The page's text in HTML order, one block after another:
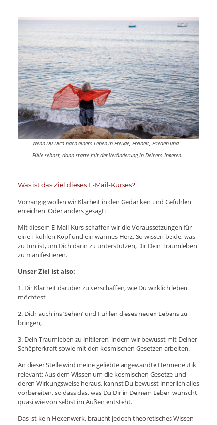
Wenn Du Dich nach einem Leben in Freude, Freiheit, Frieden und
Fülle sehnst, dann starte mit der Veränderung in Deinem Inneren.
Was ist das Ziel dieses E-Mail-Kurses?
Vorrangig wollen wir Klarheit in den Gedanken und Gefühlen
erreichen. Oder anders gesagt:
Mit diesem E-Mail-Kurs schaffen wir die Voraussetzungen für
einen kühlen Kopf und ein warmes Herz. So wissen beide, was
zu tun ist, um Dich darin zu unterstützen, Dir Dein Traumleben
zu manifestieren.
Unser Ziel ist also:
1. Dir Klarheit darüber zu verschaffen, wie Du wirklich leben
möchtest,
2. Dich auch ins ‘Sehen’ und Fühlen dieses neuen Lebens zu
bringen,
3. Dein Traumleben zu initiieren, indem wir bewusst mit Deiner
Schöpferkraft sowie mit den kosmischen Gesetzen arbeiten.
An dieser Stelle wird meine geliebte angewandte Hermeneutik
relevant: Aus dem Wissen um die kosmischen Gesetze und
deren Wirkungsweise heraus, kannst Du bewusst innerlich alles
vorbereiten, so dass das, was Du Dir in Deinem Leben wünscht
quasi wie von selbst im Außen entsteht.
Das ist kein Hexenwerk, braucht jedoch theoretisches Wissen